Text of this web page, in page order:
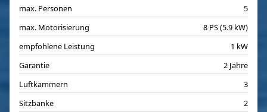
max. Personen
5
max. Motorisierung
8 PS (5.9 kW)
empfohlene Leistung
1 kW
Garantie
2 Jahre
Luftkammern
3
Sitzbänke
2